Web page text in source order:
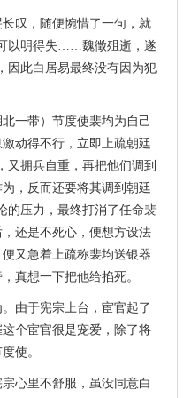
叹，随便惋惜了一句，就
以明得失……魏徵殂逝，遂
因此白居易最终没有因为犯
一带）节度使裴均为自己
动得不行，立即上疏朝廷
又拥兵自重，再把他们调到
，反而还要将其调到朝廷
的压力，最终打消了任命裴
还是不死心，便想方设法
又急着上疏称裴均送银器
真想一下把他给掐死。
由于宪宗上台，宦官起了
个宦官很是宠爱，除了将
使。
心里不舒服，虽没同意白